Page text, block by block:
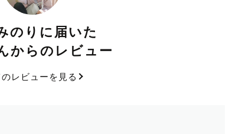
のりに届いた
からのレビュー
レビューを見る